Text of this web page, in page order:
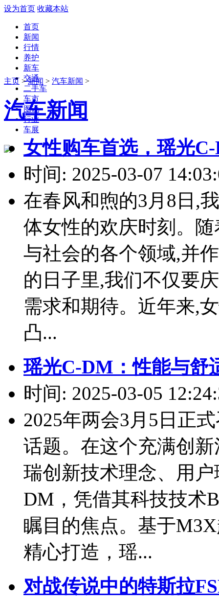
设为首页 收藏本站
首页
新闻
行情
养护
新车
交通
二手车
车市
图说
行业
车展
主页 >新闻 > 汽车新闻 >
汽车新闻
女性购车首选，瑶光
时间: 2025-03-07
在春风和煦的3月8日,
体女性的欢庆时刻。
与社会的各个领域,并
的日子里,我们不仅要
需求和期待。近年来,
凸...
瑶光C-DM：性能与舒
时间: 2025-03-05
2025年两会3月5日正
话题。在这个充满创
瑞创新技术理念、用
DM，凭借其科技技术
瞩目的焦点。基于
精心打造，瑶...
对战传说中的特斯拉